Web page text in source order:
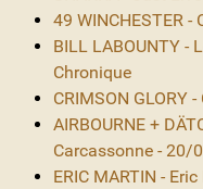
49 WINCHESTER
BILL LABOUNTY -
Chronique
CRIMSON GLORY
AIRBOURNE +
Carcassonne - 20/
ERIC MARTIN -